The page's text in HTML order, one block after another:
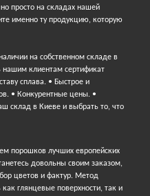
просто на складах нашей
именно ту продукцию, которую
на собственном складе в
нашим клиентам сертификат
сплава. • Быстрое и
• Конкурентные цены. •
склад в Киеве и выбрать то, что
порошков лучших европейских
довольны своим заказом,
цветов и фактур. Метод
глянцевые поверхности, так и